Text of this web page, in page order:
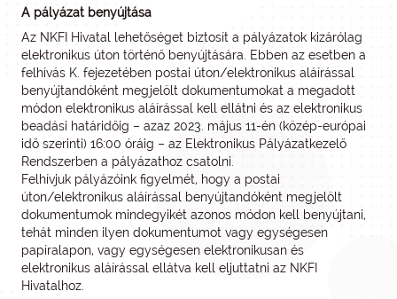
A pályázat benyújtása
Az NKFI Hivatal lehetőséget biztosít a pályázatok kizárólag
elektronikus úton történő benyújtására. Ebben az esetben a
felhívás K. fejezetében postai úton/elektronikus aláírással
benyújtandóként megjelölt dokumentumokat a megadott
módon elektronikus aláírással kell ellátni és az elektronikus
beadási határidőig – azaz 2023. május 11-én (közép-európai
idő szerinti) 16:00 óráig – az Elektronikus Pályázatkezelő
Rendszerben a pályázathoz csatolni.
Felhívjuk pályázóink figyelmét, hogy a postai
úton/elektronikus aláírással benyújtandóként megjelölt
dokumentumok mindegyikét azonos módon kell benyújtani,
tehát minden ilyen dokumentumot vagy egységesen
papíralapon, vagy egységesen elektronikusan és
elektronikus aláírással ellátva kell eljuttatni az NKFI
Hivatalhoz.